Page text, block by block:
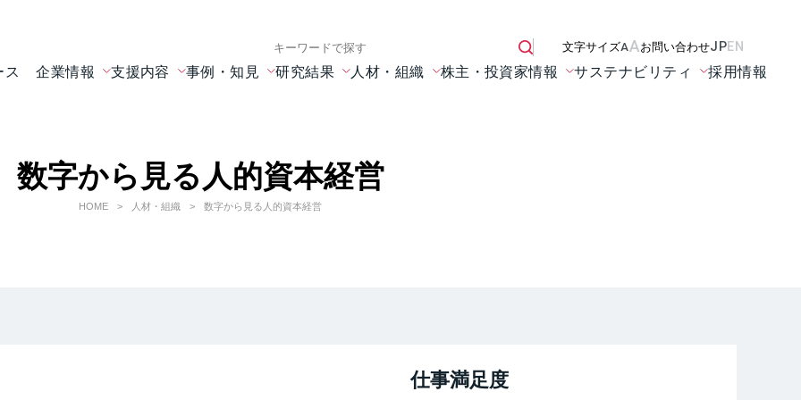
検索キーワード入力 文字サイズAAお問い合わせJPEN
ス 企業情報 支援内容 事例・知見 研究結果 人材・組織 株主・投資家情報 サステナビリティ 採用情報
数字から見る人的資本経営
HOME 人材・組織 数字から見る人的資本経営
仕事満足度